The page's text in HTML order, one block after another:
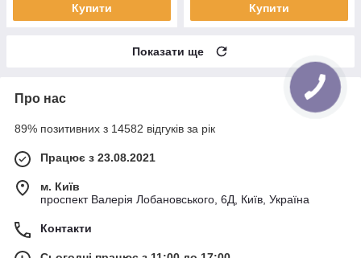
Купити Купити
Показати ще
Про нас
89% позитивних з 14582 відгуків за рік
Працює з 23.08.2021
м. Київ
проспект Валерія Лобановського, 6Д, Київ, Україна
Контакти